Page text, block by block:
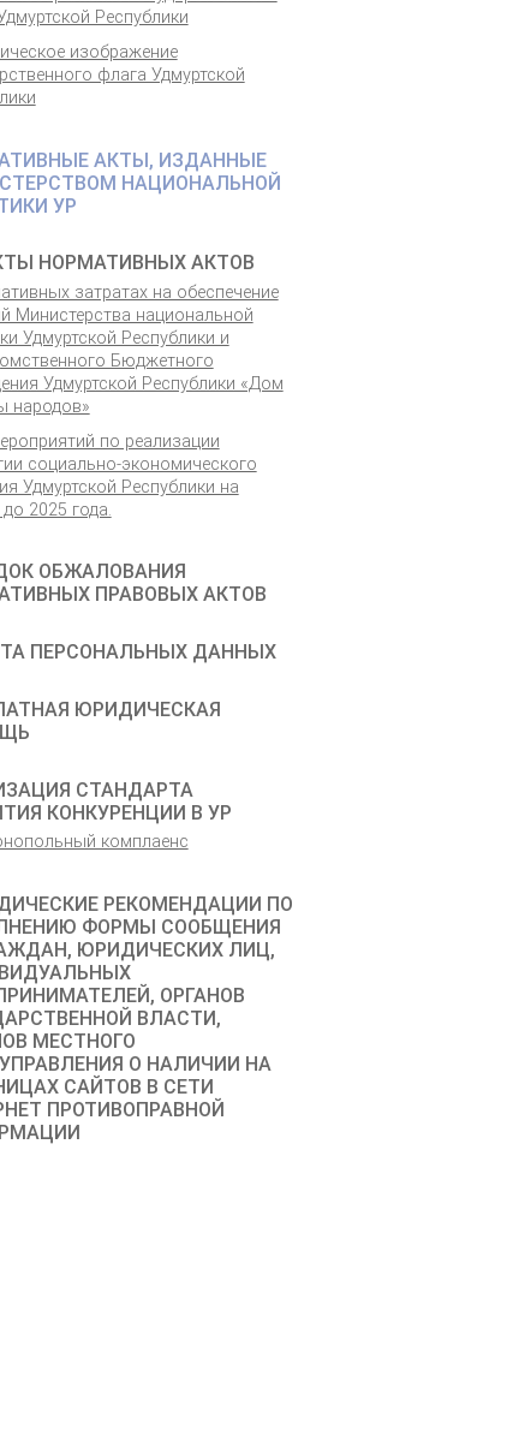
Республики
изображение
флага Удмуртской
АКТЫ, ИЗДАННЫЕ
НАЦИОНАЛЬНОЙ
УР
НОРМАТИВНЫХ АКТОВ
затратах на обеспечение
Министерства национальной
Удмуртской Республики и
Бюджетного
Удмуртской Республики «Дом
народов»
по реализации
социально-экономического
Удмуртской Республики на
2025 года.
ОБЖАЛОВАНИЯ
ПРАВОВЫХ АКТОВ
ПЕРСОНАЛЬНЫХ ДАННЫХ
ЮРИДИЧЕСКАЯ
СТАНДАРТА
КОНКУРЕНЦИИ В УР
комплаенс
РЕКОМЕНДАЦИИ ПО
ФОРМЫ СООБЩЕНИЯ
ЮРИДИЧЕСКИХ ЛИЦ,
ОРГАНОВ
ВЛАСТИ,
МЕСТНОГО
О НАЛИЧИИ НА
САЙТОВ В СЕТИ
ПРОТИВОПРАВНОЙ